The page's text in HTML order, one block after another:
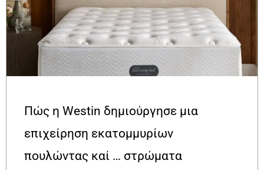
Πώς η Westin δημιούργησε μια
επιχείρηση εκατομμυρίων
πουλώντας καί … στρώματα